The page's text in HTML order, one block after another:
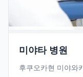
미야타 병원
후쿠오카현 미야와